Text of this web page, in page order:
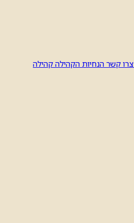
צרו קשרהנחיות הקהילהקהילה